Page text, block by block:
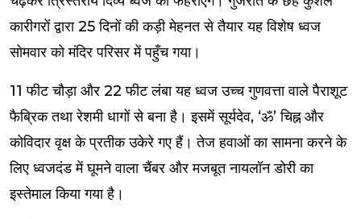
कारीगरों द्वारा 25 दिनों की कड़ी मेहनत से तैयार यह विशेष ध्वज
सोमवार को मंदिर परिसर में पहुँच गया।
11 फीट चौड़ा और 22 फीट लंबा यह ध्वज उच्च गुणवत्ता वाले पैराशूट
फैब्रिक तथा रेशमी धागों से बना है। इसमें सूर्यदेव, ‘ॐ’ चिह्न और
कोविदार वृक्ष के प्रतीक उकेरे गए हैं। तेज हवाओं का सामना करने के
लिए ध्वजदंड में घूमने वाला चैंबर और मजबूत नायलॉन डोरी का
इस्तेमाल किया गया है।